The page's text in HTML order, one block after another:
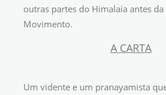
outras partes do Himalaia antes
Movimento.
A CARTA
Um vidente e um pranayamista